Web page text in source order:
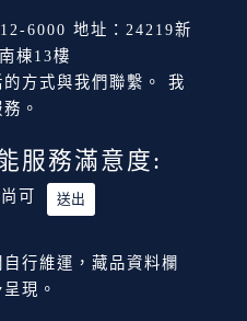
6000 地址：24219新
棟13樓
方式與我們聯繫。 我
。
服務滿意度:
尚可
行維運，藏品資料欄
現。